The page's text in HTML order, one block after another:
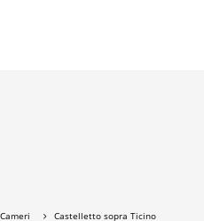
Cameri Castelletto sopra Ticino